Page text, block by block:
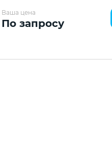
Ваша цена
По запросу